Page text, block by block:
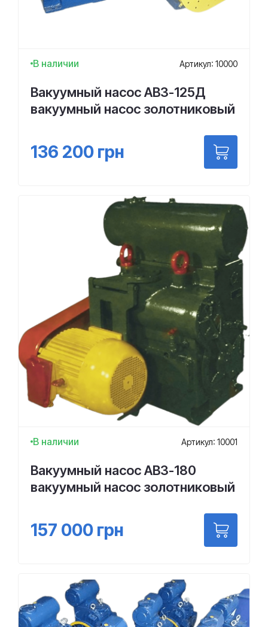
В наличии Артикул: 10000
Вакуумный насос АВЗ-125Д
вакуумный насос золотниковый
136 200 грн
В наличии Артикул: 10001
Вакуумный насос АВЗ-180
вакуумный насос золотниковый
157 000 грн